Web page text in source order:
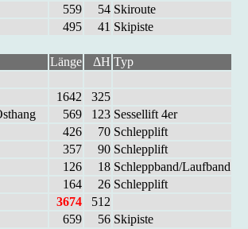
559 54 Ski­rou­te
495 41 Ski­pis­te
Länge ΔH Typ
1642
325
569 123 Ses­sel­lift 4er
426 70 Schlepp­lift
357 90 Schlepp­lift
126 18 Schlepp­band/Lauf­band
164 26 Schlepp­lift
3674
512
659 56 Ski­pis­te